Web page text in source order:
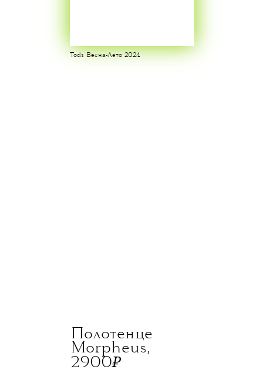
Tods Весна-Лето 2024
Полотенце
Morpheus,
2900₽